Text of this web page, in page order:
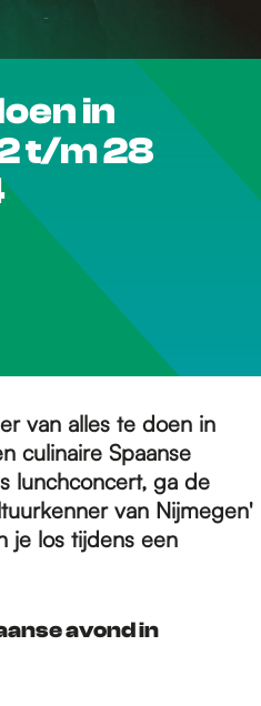
r
d
e
o
m
e
in
t/m 28
van alles te doen in
culinaire Spaanse
lunchconcert, ga de
van Nijmegen'
je los tijdens een
avond in